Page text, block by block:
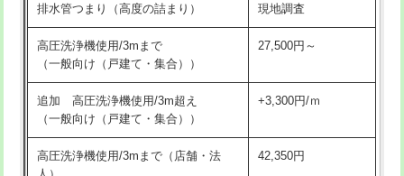
給水管工事※（バンド止め) 3,300円
給水管工事※（支持金具設置)
給水管工事※（保温材使用（バンド止
め込み）)
5,500円
給水管工事※（土の掘削・埋め戻し作
11,000円
排水管つまり（高度の詰まり） 現地調査
高圧洗浄機使用/3mまで
（一般向け（戸建て・集合））
27,500円～
追加 高圧洗浄機使用/3m超え
（一般向け（戸建て・集合））
+3,300円/ｍ
高圧洗浄機使用/3mまで（店舗・法
42,350円